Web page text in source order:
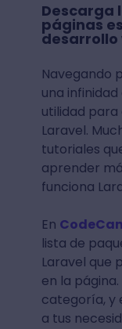
Descarga
páginas
desarrollo
Navegando
una
utilidad
Laravel.
tutoriales
aprender
funciona
En
lista de
Laravel que
en la
categoría, y
a tus